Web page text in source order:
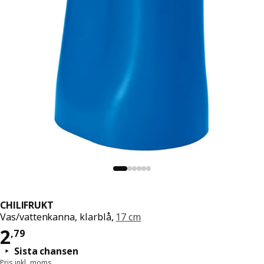
CHILIFRUKT
Vas/vattenkanna, klarblå, 17 cm
2,79
Pris 2,79
Sista chansen